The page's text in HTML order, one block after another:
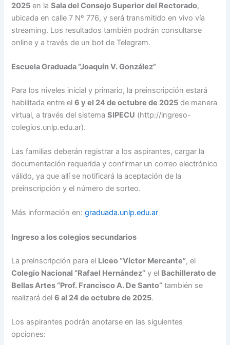
2025 en laSala del Consejo Superior del Rectorado,
ubicada en calle 7 Nº 776, y será transmitido en vivo vía
streaming. Los resultados también podrán consultarse
online y a través de un bot de Telegram.
Escuela Graduada “Joaquín V. González”
Para los niveles inicial y primario, la preinscripción estará
habilitada entre el6 y el 24 de octubre de 2025 de manera
virtual, a través del sistemaSIPECU (http://ingreso-
colegios.unlp.edu.ar).
Las familias deberán registrar a los aspirantes, cargar la
documentación requerida y confirmar un correo electrónico
válido, ya que allí se notificará la aceptación de la
preinscripción y el número de sorteo.
Más información en:graduada.unlp.edu.ar
Ingreso a los colegios secundarios
La preinscripción para el Liceo “Víctor Mercante”, el
Colegio Nacional “Rafael Hernández” y el Bachillerato de
Bellas Artes “Prof. Francisco A. De Santo” también se
realizará del6 al 24 de octubre de 2025.
Los aspirantes podrán anotarse en las siguientes
opciones: